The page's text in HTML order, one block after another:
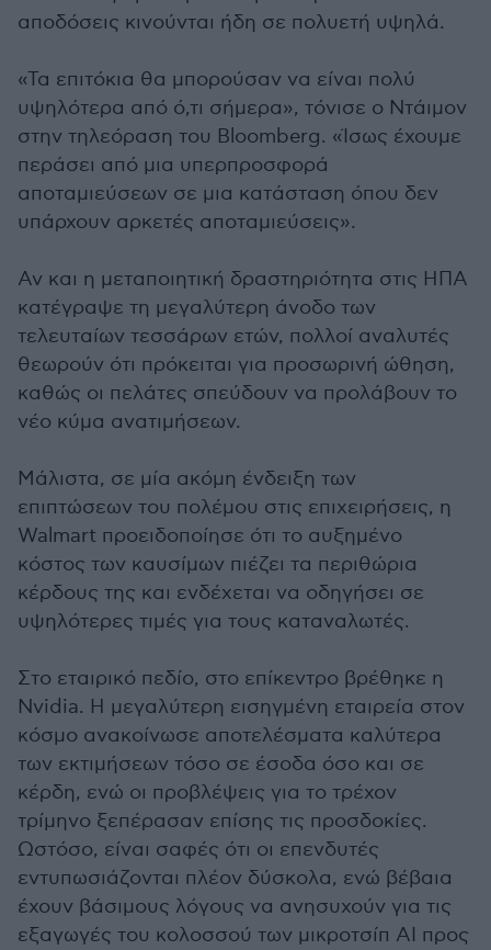
αποδόσεις κινούνται ήδη σε πολυετή υψηλά.
«Τα επιτόκια θα μπορούσαν να είναι πολύ
υψηλότερα από ό,τι σήμερα», τόνισε ο Ντάιμον
στην τηλεόραση του Bloomberg. «Ίσως έχουμε
περάσει από μια υπερπροσφορά
αποταμιεύσεων σε μια κατάσταση όπου δεν
υπάρχουν αρκετές αποταμιεύσεις».
Αν και η μεταποιητική δραστηριότητα στις ΗΠΑ
κατέγραψε τη μεγαλύτερη άνοδο των
τελευταίων τεσσάρων ετών, πολλοί αναλυτές
θεωρούν ότι πρόκειται για προσωρινή ώθηση,
καθώς οι πελάτες σπεύδουν να προλάβουν το
νέο κύμα ανατιμήσεων.
Μάλιστα, σε μία ακόμη ένδειξη των
επιπτώσεων του πολέμου στις επιχειρήσεις, η
Walmart προειδοποίησε ότι το αυξημένο
κόστος των καυσίμων πιέζει τα περιθώρια
κέρδους της και ενδέχεται να οδηγήσει σε
υψηλότερες τιμές για τους καταναλωτές.
Στο εταιρικό πεδίο, στο επίκεντρο βρέθηκε η
Nvidia. Η μεγαλύτερη εισηγμένη εταιρεία στον
κόσμο ανακοίνωσε αποτελέσματα καλύτερα
των εκτιμήσεων τόσο σε έσοδα όσο και σε
κέρδη, ενώ οι προβλέψεις για το τρέχον
τρίμηνο ξεπέρασαν επίσης τις προσδοκίες.
Ωστόσο, είναι σαφές ότι οι επενδυτές
εντυπωσιάζονται πλέον δύσκολα, ενώ βέβαια
έχουν βάσιμους λόγους να ανησυχούν για τις
εξαγωγές του κολοσσού των μικροτσίπ ΑΙ προς